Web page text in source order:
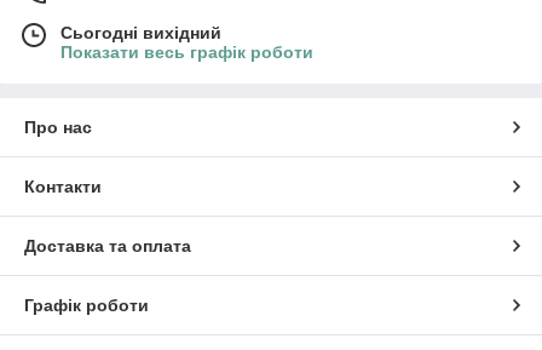
Сьогодні вихідний
Показати весь графік роботи
Про нас
Контакти
Доставка та оплата
Графік роботи